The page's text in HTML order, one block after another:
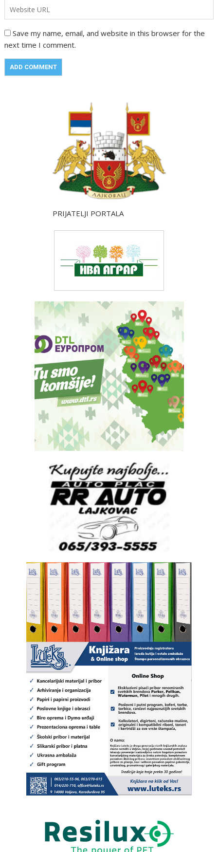
Save my name, email, and website in this browser for the
next time I comment.
PRIJATELJI PORTALA